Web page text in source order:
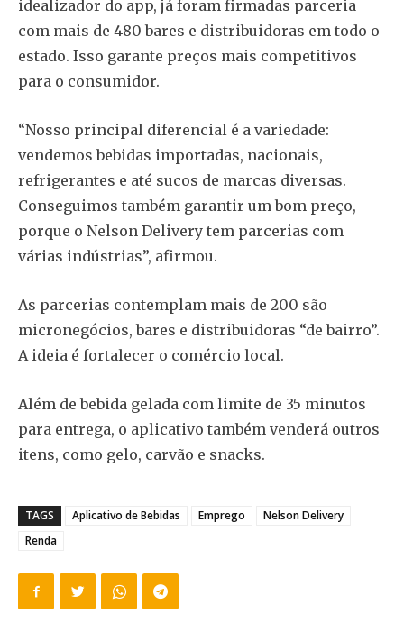
idealizador do app, já foram firmadas parceria
com mais de 480 bares e distribuidoras em todo o
estado. Isso garante preços mais competitivos
para o consumidor.
“Nosso principal diferencial é a variedade:
vendemos bebidas importadas, nacionais,
refrigerantes e até sucos de marcas diversas.
Conseguimos também garantir um bom preço,
porque o Nelson Delivery tem parcerias com
várias indústrias”, afirmou.
As parcerias contemplam mais de 200 são
micronegócios, bares e distribuidoras “de bairro”.
A ideia é fortalecer o comércio local.
Além de bebida gelada com limite de 35 minutos
para entrega, o aplicativo também venderá outros
itens, como gelo, carvão e snacks.
TAGS Aplicativo de Bebidas Emprego
Nelson Delivery
Renda